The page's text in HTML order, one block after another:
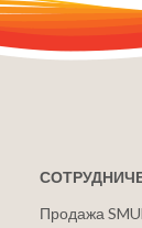
Продажа